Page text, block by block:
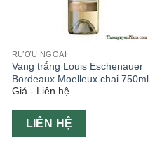
RƯỢU NGOẠI
Vang trắng Louis Eschenauer
Bordeaux Moelleux chai 750ml
Giá - Liên hệ
LIÊN HỆ